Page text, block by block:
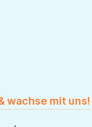
wachse mit uns!